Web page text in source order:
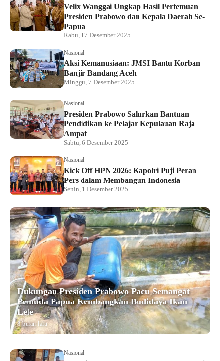
Velix Wanggai Ungkap Hasil Pertemuan
Presiden Prabowo dan Kepala Daerah Se-
Papua
Rabu, 17 Desember 2025
Nasional
Aksi Kemanusiaan: JMSI Bantu Korban
Banjir Bandang Aceh
Minggu, 7 Desember 2025
Nasional
Presiden Prabowo Salurkan Bantuan
Pendidikan ke Pelajar Kepulauan Raja
Ampat
Sabtu, 6 Desember 2025
Nasional
Kick Off HPN 2026: Kapolri Puji Peran
Pers dalam Membangun Indonesia
Senin, 1 Desember 2025
Dukungan Presiden Prabowo Pacu Semangat
Pemuda Papua Kembangkan Budidaya Ikan
Lele
8 bulan lalu
Nasional